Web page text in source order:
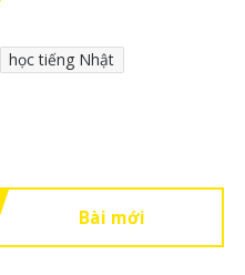
học tiếng Nhật
Bài mới